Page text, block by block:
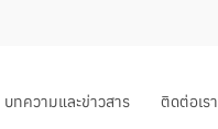
บทความและข่าวสาร ติดต่อเรา